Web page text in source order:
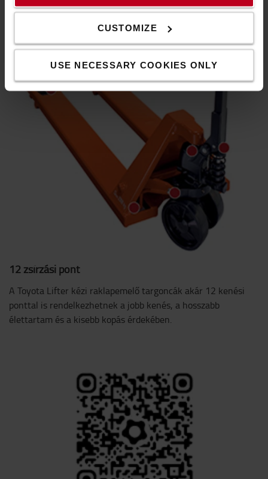
CUSTOMIZE
USE NECESSARY COOKIES ONLY
A gyorsemeléshez a pumpának elég kétszer működnie
ahhoz, hogy akár 115 kg tömegű terhet is megemeljen.
12 zsírzási pont
A Toyota Lifter kézi raklapemelő targoncák akár 12 kenési
ponttal is rendelkezhetnek a jobb kenés, a hosszabb
élettartam és a kisebb kopás érdekében.